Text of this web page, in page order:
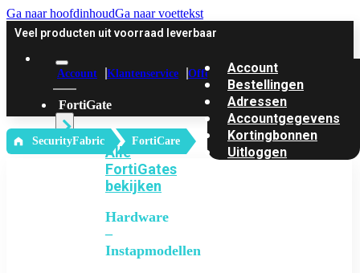
Ga naar hoofdinhoudGa naar voettekst
Veel producten uit voorraad leverbaar
Account Klantenservice Offerte
FortiGate
Alle
FortiGates
bekijken
Hardware
–
Instapmodellen
Account
Bestellingen
Adressen
Accountgegevens
Kortingbonnen
Uitloggen
‎ SecurityFabric FortiCare